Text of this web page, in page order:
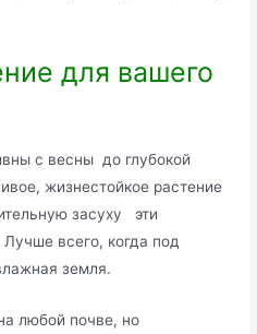
для вашего
с весны до глубокой
жизнестойкое растение
засуху эти
Лучше всего, когда под
земля.
любой почве, но